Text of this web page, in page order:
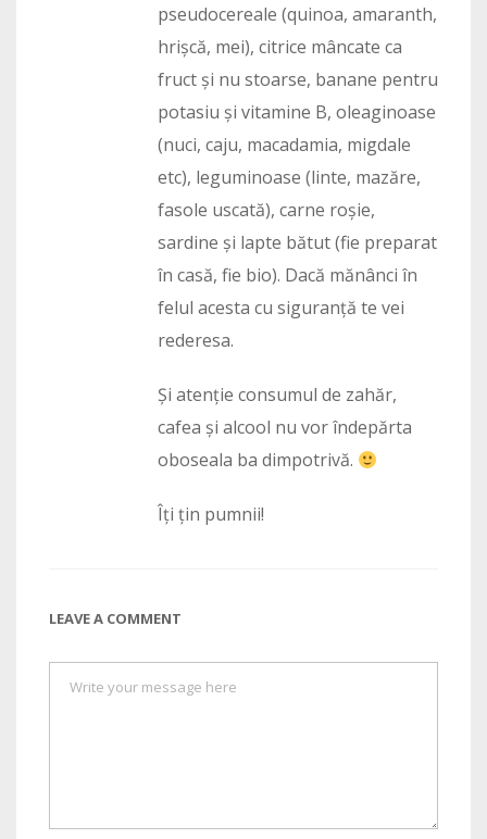
pseudocereale (quinoa, amaranth,
hrișcă, mei), citrice mâncate ca
fruct și nu stoarse, banane pentru
potasiu și vitamine B, oleaginoase
(nuci, caju, macadamia, migdale
etc), leguminoase (linte, mazăre,
fasole uscată), carne roșie,
sardine și lapte bătut (fie preparat
în casă, fie bio). Dacă mănânci în
felul acesta cu siguranță te vei
rederesa.
Și atenție consumul de zahăr,
cafea și alcool nu vor îndepărta
oboseala ba dimpotrivă.
Îți țin pumnii!
LEAVE A COMMENT